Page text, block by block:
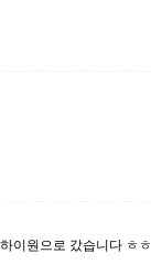
이원으로 갔습니다 ㅎㅎ